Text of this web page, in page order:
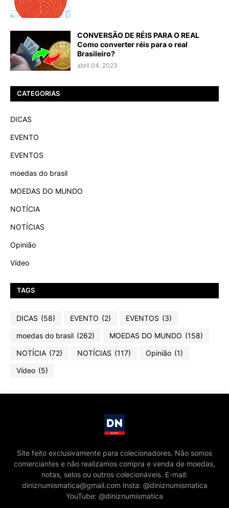
CONVERSÃO DE RÉIS PARA O REAL
Como converter réis para o real
Brasileiro?
abril 04, 2023
CATEGORIAS
DICAS
EVENTO
EVENTOS
moedas do brasil
MOEDAS DO MUNDO
NOTÍCIA
NOTÍCIAS
Opinião
Vídeo
TAGS
DICAS (58) EVENTO (2) EVENTOS (3)
moedas do brasil (262) MOEDAS DO MUNDO (158)
NOTÍCIA (72) NOTÍCIAS (117) Opinião (1)
Vídeo (5)
Site feito exclusivamente para colecionadores. Não somos
comerciantes e não realizamos compra e venda de moedas,
notas, selos ou outros colecionáveis. E-mail:
diniznumismatica@gmail.com Insta: @diniznumismatica
YouTube: @diniznumismatica